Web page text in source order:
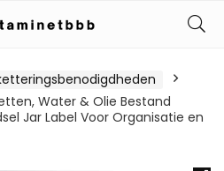
Water & Olie Bestand
Jar Label Voor Organisatie en